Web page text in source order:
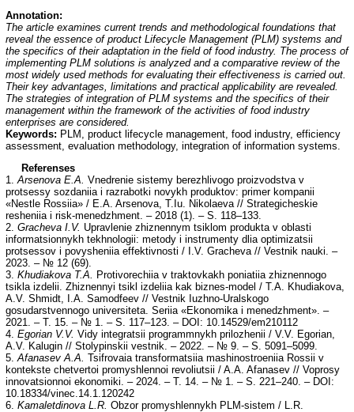
Annotation:
The article examines current trends and methodological foundations that
reveal the essence of product Lifecycle Management (PLM) systems and
the specifics of their adaptation in the field of food industry. The process of
implementing PLM solutions is analyzed and a comparative review of the
most widely used methods for evaluating their effectiveness is carried out.
Their key advantages, limitations and practical applicability are revealed.
The strategies of integration of PLM systems and the specifics of their
management within the framework of the activities of food industry
enterprises are considered.
Keywords: PLM, product lifecycle management, food industry, efficiency
assessment, evaluation methodology, integration of information systems.
Referenses
1.Arsenova E.A. Vnedrenie sistemy berezhlivogo proizvodstva v
protsessy sozdaniia i razrabotki novykh produktov: primer kompanii
«Nestle Rossiia» / E.A. Arsenova, T.Iu. Nikolaeva // Strategicheskie
resheniia i risk-menedzhment. – 2018 (1). – S. 118–133.
2. Gracheva I.V. Upravlenie zhiznennym tsiklom produkta v oblasti
informatsionnykh tekhnologii: metody i instrumenty dlia optimizatsii
protsessov i povysheniia effektivnosti / I.V. Gracheva // Vestnik nauki. –
2023. – № 12 (69).
3. Khudiakova T.A. Protivorechiia v traktovkakh poniatiia zhiznennogo
tsikla izdelii. Zhiznennyi tsikl izdeliia kak biznes-model / T.A. Khudiakova,
A.V. Shmidt, I.A. Samodfeev // Vestnik Iuzhno-Uralskogo
gosudarstvennogo universiteta. Seriia «Ekonomika i menedzhment». –
2021. – T. 15. – № 1. – S. 117–123. – DOI: 10.14529/em210112
4. Egorian V.V. Vidy integratsii programmnykh prilozhenii / V.V. Egorian,
A.V. Kalugin // Stolypinskii vestnik. – 2022. – № 9. – S. 5091–5099.
5.Afanasev A.A. Tsifrovaia transformatsiia mashinostroeniia Rossii v
kontekste chetvertoi promyshlennoi revoliutsii / A.A. Afanasev // Voprosy
innovatsionnoi ekonomiki. – 2024. – T. 14. – № 1. – S. 221–240. – DOI:
10.18334/vinec.14.1.120242
6. Kamaletdinova L.R. Obzor promyshlennykh PLM-sistem / L.R.